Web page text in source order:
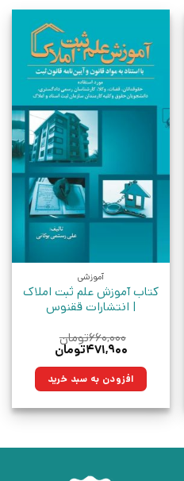
آموزشی
کتاب آموزش علم ثبت املاک
| انتشارات ققنوس
۶۶۰,۰۰۰تومان
قیمت
۶۶۰,۰۰۰تومان
بود.
۴۷۱,۹۰۰تومان
۴۷۱,۹۰۰تومان.افزودن به سبد خرید